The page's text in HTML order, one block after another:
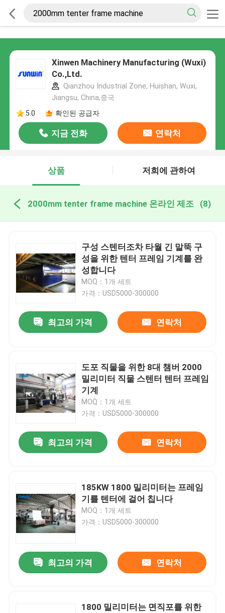
Xinwen Machinery Manufacturing (Wuxi)
Co.,Ltd.
Qianzhou Industrial Zone, Huishan, Wuxi,
Jiangsu, China,중국
5.0
확인된 공급자
지금 전화 연락처
상품 저희에 관하여
2000mm tenter frame machine 온라인 제조 (8)
구성 스텐터조차 타월 긴 말뚝 구
성을 위한 텐터 프레임 기계를 완
성합니다
MOQ：1개 세트
가격：USD5000-300000
최고의 가격 연락처
도포 직물을 위한 8대 챔버 2000
밀리미터 직물 스텐터 텐터 프레임
기계
MOQ：1개 세트
가격：USD5000-300000
최고의 가격 연락처
185KW 1800 밀리미터는 프레임
기를 텐터에 걸어 칩니다
MOQ：1개 세트
가격：USD5000-300000
최고의 가격 연락처
1800 밀리미터는 면직포를 위한